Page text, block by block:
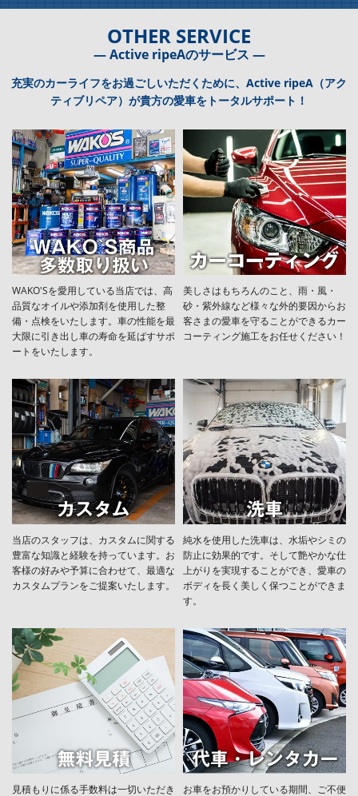
OTHER SERVICE
― Active ripeAのサービス ―
充実のカーライフをお過ごしいただくために、Active ripeA（アク
ティブリペア）が貴方の愛車をトータルサポート！
WAKO'Sを愛用している当店では、高
品質なオイルや添加剤を使用した整
備・点検をいたします。車の性能を最
大限に引き出し車の寿命を延ばすサポ
ートをいたします。
美しさはもちろんのこと、雨・風・
砂・紫外線など様々な外的要因からお
客さまの愛車を守ることができるカー
コーティング施工をお任せください！
当店のスタッフは、カスタムに関する
豊富な知識と経験を持っています。お
客様の好みや予算に合わせて、最適な
カスタムプランをご提案いたします。
純水を使用した洗車は、水垢やシミの
防止に効果的です。そして艶やかな仕
上がりを実現することができ、愛車の
ボディを長く美しく保つことができま
す。
見積もりに係る手数料は一切いただき
お車をお預かりしている期間、ご不便